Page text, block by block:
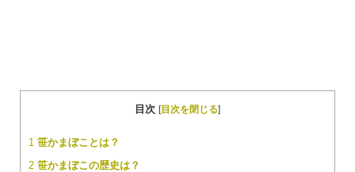
目次 [目次を閉じる]
1 笹かまぼことは？
2笹かまぼこの歴史は？